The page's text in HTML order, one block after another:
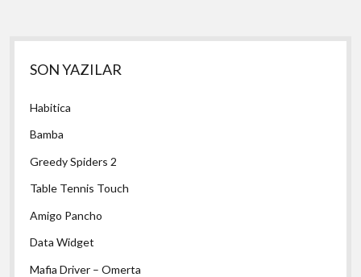
Yan
Menü
SON YAZILAR
Habitica
Bamba
Greedy Spiders 2
Table Tennis Touch
Amigo Pancho
Data Widget
Mafia Driver – Omerta